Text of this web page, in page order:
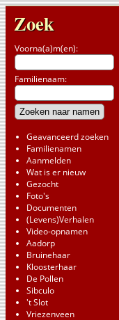
Zoek
Voorna(a)m(en):
Familienaam:
Geavanceerd zoeken
Familienamen
Aanmelden
Wat is er nieuw
Gezocht
Foto's
Documenten
(Levens)Verhalen
Video-opnamen
Aadorp
Bruinehaar
Kloosterhaar
De Pollen
Sibculo
't Slot
Vriezenveen